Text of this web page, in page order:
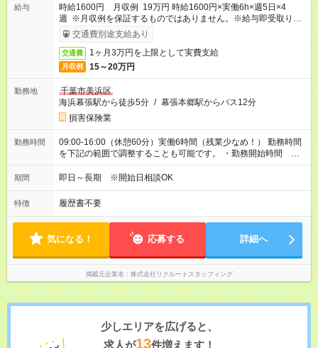
給与
時給1600円 月収例 19万円 時給1600円×実働6h×週5日×4
週 ※月収例を保証するものではありません。※給与即受取りサ
ービス利用可（利用条件有）
交通費別途支給あり
交通費 1ヶ月3万円を上限として実費支給
月収例 15～20万円
勤務地
千葉市美浜区
海浜幕張駅から徒歩5分 / 幕張本郷駅からバス12分
損害保険業
勤務時間
09:00-16:00（休憩60分）実働6時間（残業少なめ！） 勤務時間
を下記の範囲で調整することも可能です。 ・勤務開始時間
09:00～10:00 ・勤務終了時間 16:00～17:00 ・実働 05:00～
07:00
期間 即日～長期 ※開始日相談OK
特徴 履歴書不要
気になる！ 応募する 詳細へ
掲載元企業名 株式会社リクルートスタッフィング
少しエリアを広げると、
求人が13件増えます！